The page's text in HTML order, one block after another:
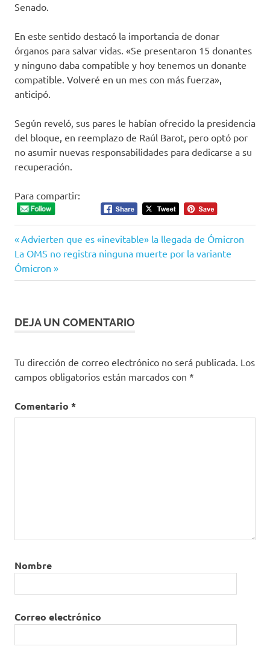
Senado.
En este sentido destacó la importancia de donar
órganos para salvar vidas. «Se presentaron 15 donantes
y ninguno daba compatible y hoy tenemos un donante
compatible. Volveré en un mes con más fuerza»,
anticipó.
Según reveló, sus pares le habían ofrecido la presidencia
del bloque, en reemplazo de Raúl Barot, pero optó por
no asumir nuevas responsabilidades para dedicarse a su
recuperación.
Para compartir:
Navegación
de
Entrada
anterior:
Advierten que es «inevitable» la llegada de Ómicron
Siguiente
entrada:
La OMS no registra ninguna muerte por la variante
Ómicron
DEJA UN COMENTARIO
Tu dirección de correo electrónico no será publicada. Los
campos obligatorios están marcados con *
Comentario *
Nombre
Correo electrónico